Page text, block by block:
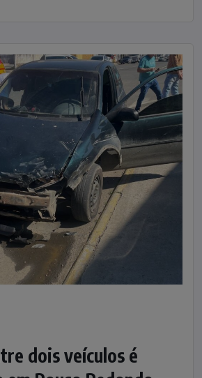
dois veículos é